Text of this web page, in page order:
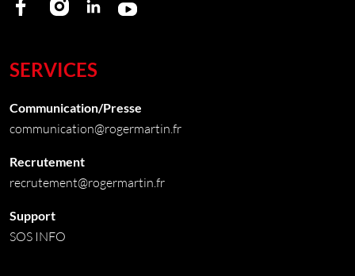
facebookinstagramlinkedin
SERVICES
Communication/Presse
communication@rogermartin.fr
Recrutement
recrutement@rogermartin.fr
Support
SOS INFO